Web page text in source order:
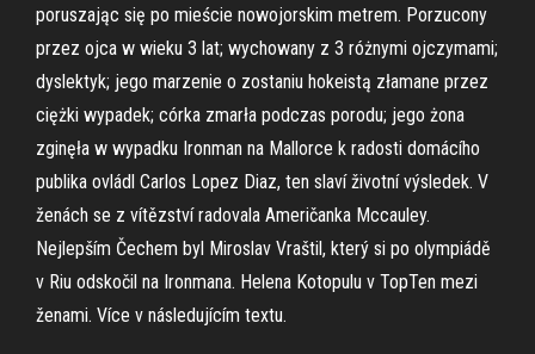
poruszając się po mieście nowojorskim metrem. Porzucony
przez ojca w wieku 3 lat; wychowany z 3 różnymi ojczymami;
dyslektyk; jego marzenie o zostaniu hokeistą złamane przez
ciężki wypadek; córka zmarła podczas porodu; jego żona
zginęła w wypadku Ironman na Mallorce k radosti domácího
publika ovládl Carlos Lopez Diaz, ten slaví životní výsledek. V
ženách se z vítězství radovala Američanka Mccauley.
Nejlepším Čechem byl Miroslav Vraštil, který si po olympiádě
v Riu odskočil na Ironmana. Helena Kotopulu v TopTen mezi
ženami. Více v následujícím textu.